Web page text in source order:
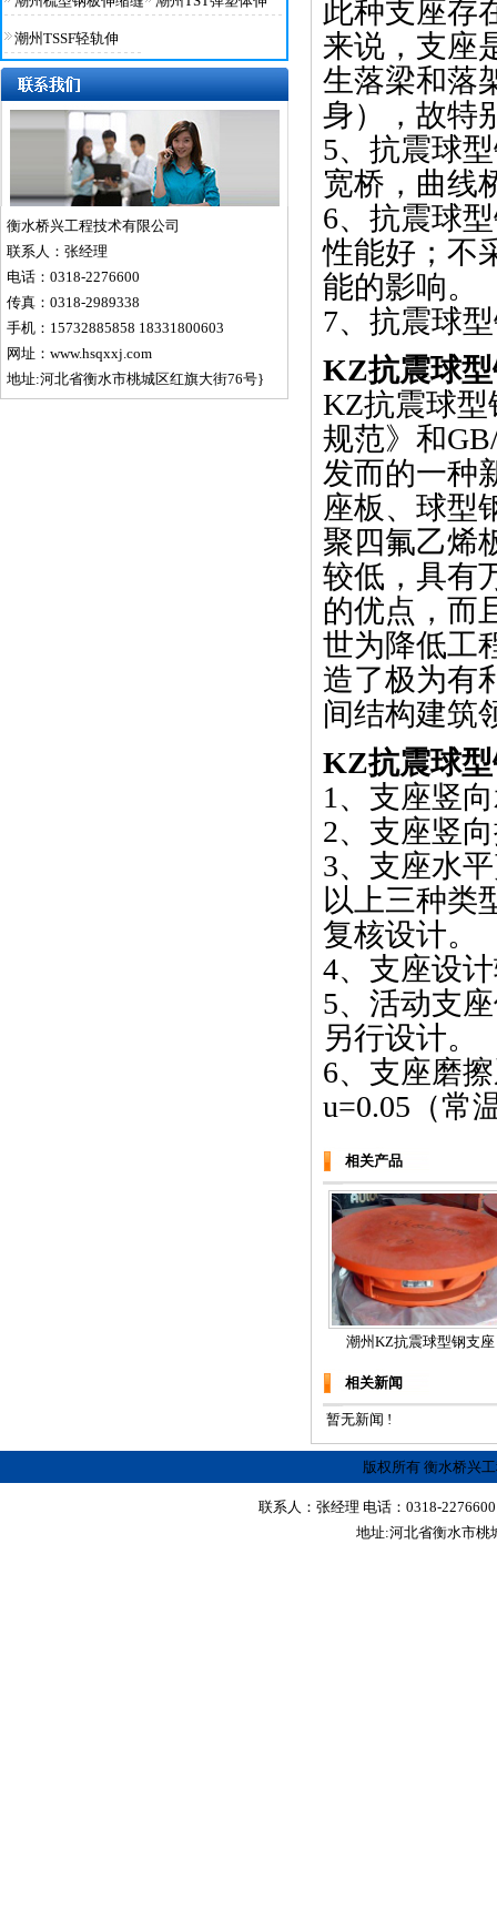
潮州TSSF轻轨伸
衡水桥兴工程技术有限公司
联系人：张经理
电话：0318-2276600
传真：0318-2989338
手机：15732885858 18331800603
网址：www.hsqxxj.com
地址:河北省衡水市桃城区红旗大街76号}
此种支座存
来说，支座
生落梁和落
身），故特
5、抗震球
宽桥，曲线
6、抗震球
性能好；不
能的影响。
7、抗震球
KZ抗震球
KZ抗震球型
规范》和
发而的一种
座板、球型
聚四氟乙烯
较低，具有
的优点，而
世为降低工
造了极为有
间结构建筑
KZ抗震球
1、支座竖
2、支座竖
3、支座水
以上三种类
复核设计。
4、支座设
5、活动支
另行设计。
6、支座磨
u=0.05（常
相关产品
潮州KZ抗震球型钢支座
相关新闻
暂无新闻 !
版权所有 衡水桥兴
联系人：张经理 电话：0318-
地址:河北省衡水市桃